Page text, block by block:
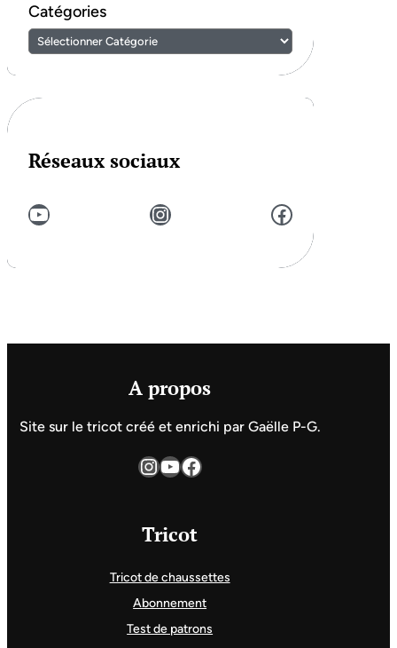
Catégories
Réseaux sociaux
YouTube Instagram Facebook
A propos
Site sur le tricot créé et enrichi par Gaëlle P-G.
InstagramYouTube Facebook
Tricot
Tricot de chaussettes
Abonnement
Test de patrons